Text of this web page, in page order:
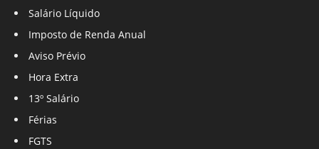
Salário Líquido
Imposto de Renda Anual
Aviso Prévio
Hora Extra
13º Salário
Férias
FGTS